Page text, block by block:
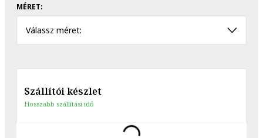
MÉRET:
Válassz méret:
Szállítói készlet
Hosszabb szállítási idő